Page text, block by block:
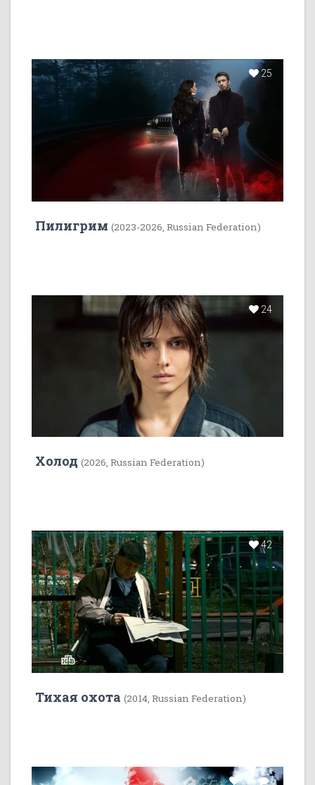
25
Пилигрим (2023-2026, Russian Federation)
24
Холод (2026, Russian Federation)
42
Тихая охота (2014, Russian Federation)
22 5